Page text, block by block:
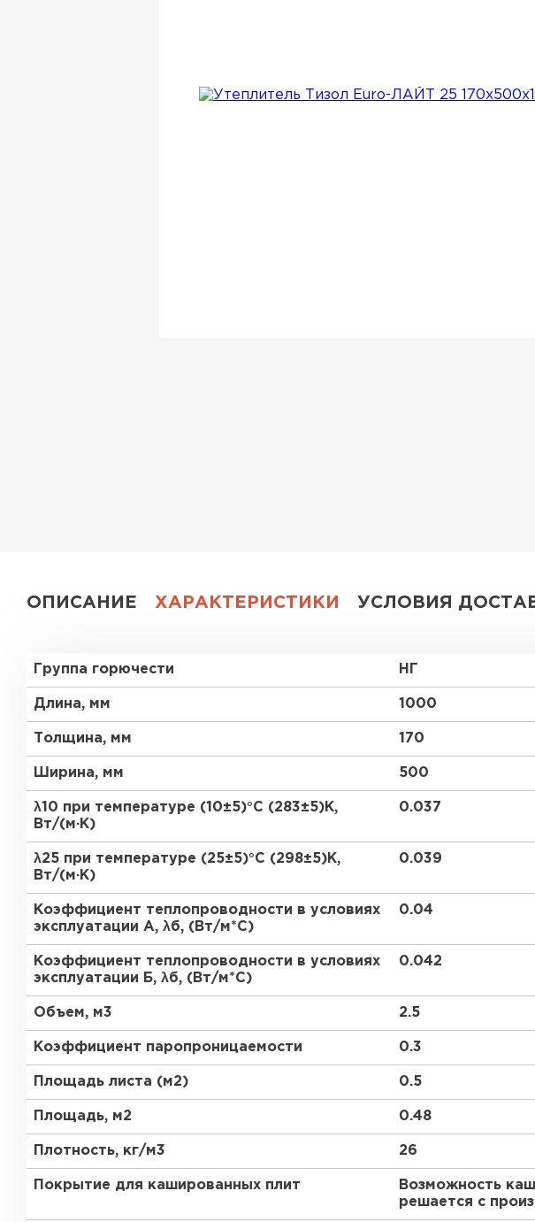
ОПИСАНИЕ ХАРАКТЕРИСТИКИ УСЛОВИЯ
Группа горючести НГ
Длина, мм 1000
Толщина, мм 170
Ширина, мм 500
λ10 при температуре (10±5)°С (283±5)К,
Вт/(м·К)
0.037
λ25 при температуре (25±5)°С (298±5)К,
Вт/(м·К)
0.039
Коэффициент теплопроводности в условиях
эксплуатации А, λб, (Вт/м*С)
0.04
Коэффициент теплопроводности в условиях
эксплуатации Б, λб, (Вт/м*С)
0.042
Объем, м3 2.5
Коэффициент паропроницаемости 0.3
Площадь листа (м2) 0.5
Площадь, м2 0.48
Плотность, кг/м3 26
Покрытие для кашированных плит
Возможность
решается с
ПЕРЕЙТИ
ПЕРЕЙТИ
Утеплитель Изомин
ПЕРЕЙТИ
Утеплитель Knauf
ПЕРЕЙТИ
Утеплитель Isover
ПЕРЕЙТИ
Утеплитель Penoplex
ПЕРЕЙТИ
Утеплитель Белтеп
Утеплитель Термит
Утеплитель Ruspanel
Утеплитель Брит
Утеплитель Basfiber
Утеплитель Xotpipe